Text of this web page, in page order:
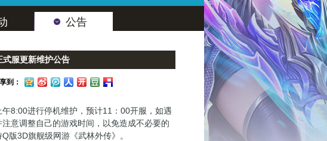
公告
式服更新维护公告
到：
8:00进行停机维护，预计11：00开服，如遇
意调整自己的游戏时间，以免造成不必要的
版3D旗舰级网游《武林外传》。